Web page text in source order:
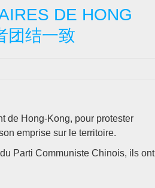
DE HONG
团结一致
de Hong-Kong, pour protester
emprise sur le territoire.
Parti Communiste Chinois, ils ont